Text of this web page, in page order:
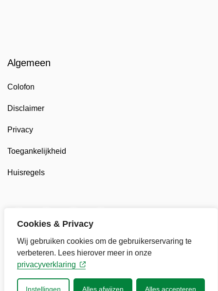
Cookies & Privacy
Wij gebruiken cookies om de gebruikerservaring te
verbeteren. Lees hierover meer in onze
privacyverklaring
Instellingen Alles afwijzen Alles accepteren
Algemeen
Colofon
Disclaimer
Privacy
Toegankelijkheid
Huisregels